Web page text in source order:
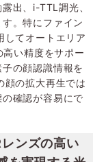
出、i-TTL調光、
。特にファイン
してオートエリア
い精度をサポー
の顔認識情報を
顔の拡大再生では
確認が容易にで
ンズの高い